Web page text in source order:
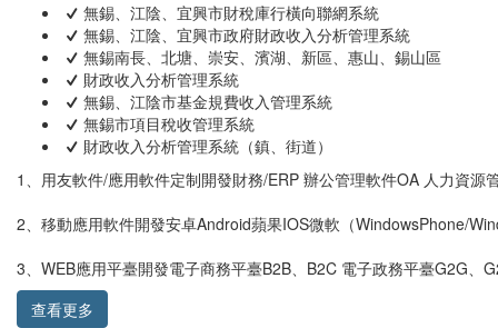
無錫、江陰、宜興市財稅庫行橫向聯網系統
無錫、江陰、宜興市政府財政收入分析管理系統
無錫南長、北塘、崇安、濱湖、新區、惠山、錫山區
財政收入分析管理系統
無錫、江陰市基金規費收入管理系統
無錫市項目稅收管理系統
財政收入分析管理系統（鎮、街道）
1、用友軟件/應用軟件定制開發財務/ERP 辦公管理軟件OA 人力資
2、移動應用軟件開發安卓Android蘋果IOS微軟（WindowsPhone/
3、WEB應用平臺開發電子商務平臺B2B、B2C 電子政務平臺G2G、
查看更多